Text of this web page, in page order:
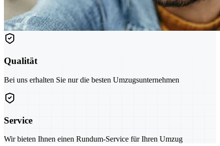
Qualität
Bei uns erhalten Sie nur die besten Umzugsunternehmen
Service
Wir bieten Ihnen einen Rundum-Service für Ihren Umzug